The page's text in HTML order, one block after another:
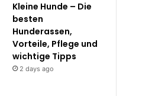
Kleine Hunde – Die
besten
Hunderassen,
Vorteile, Pflege und
wichtige Tipps
2 days ago